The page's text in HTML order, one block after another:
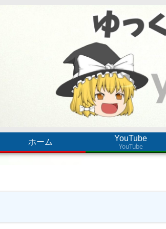
ホーム
YouTube
YouTube